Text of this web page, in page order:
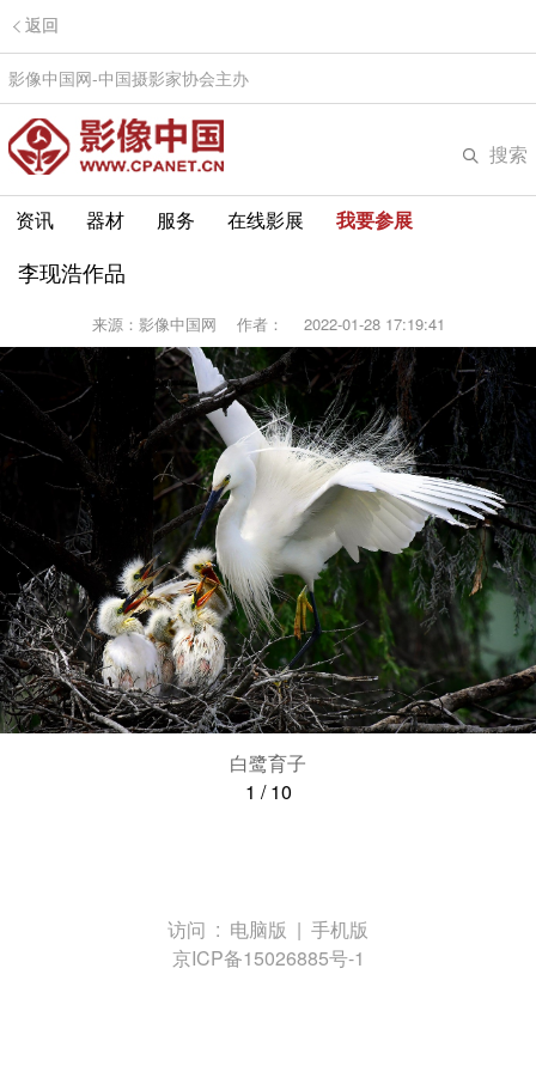
返回
影像中国网-中国摄影家协会主办
搜索
资讯 器材 服务 在线影展 我要参展
李现浩作品
来源：影像中国网 作者： 2022-01-28 17:19:41
白鹭育子
1 /10
访问 : 电脑版 | 手机版
京ICP备15026885号-1